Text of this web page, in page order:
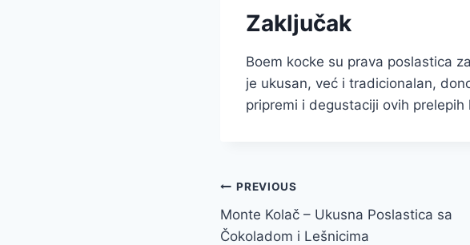
Zaključak
Boem kocke su prava poslastica
je ukusan, već i tradicionalan,
pripremi i degustaciji ovih prelepih
Post
navigation
PREVIOUS
Monte Kolač – Ukusna Poslastica sa
Čokoladom i Lešnicima